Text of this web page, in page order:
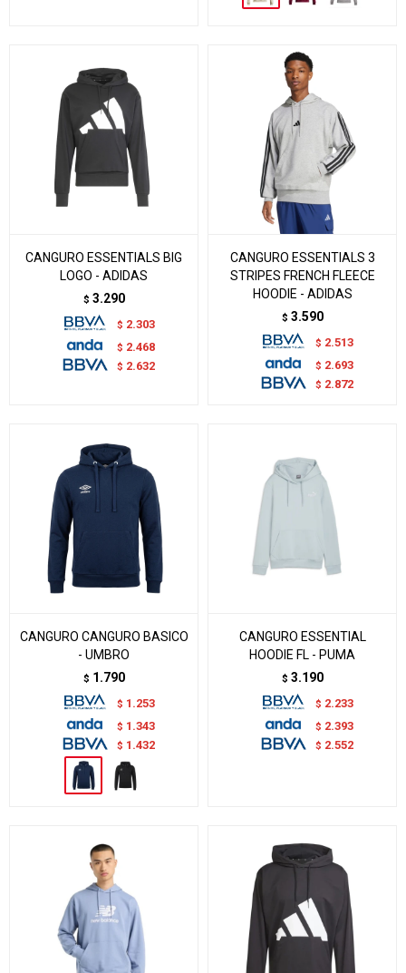
CANGURO ESSENTIALS BIG
LOGO - ADIDAS
$ 3.290
$ 2.303
$ 2.468
$ 2.632
CANGURO ESSENTIALS 3
STRIPES FRENCH FLEECE
HOODIE - ADIDAS
$ 3.590
$ 2.513
$ 2.693
$ 2.872
CANGURO CANGURO BASICO
- UMBRO
$ 1.790
$ 1.253
$ 1.343
$ 1.432
CANGURO ESSENTIAL
HOODIE FL - PUMA
$ 3.190
$ 2.233
$ 2.393
$ 2.552